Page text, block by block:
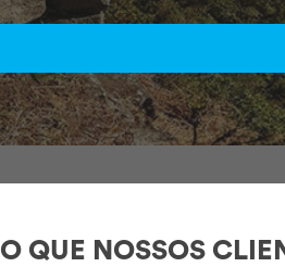
O QUE NOSSOS